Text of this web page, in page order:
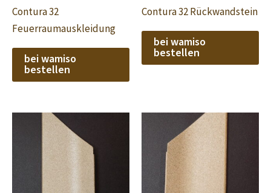
Contura 32
Feuerraumauskleidung
bei wamiso
bestellen
Contura 32 Rückwandstein
bei wamiso
bestellen